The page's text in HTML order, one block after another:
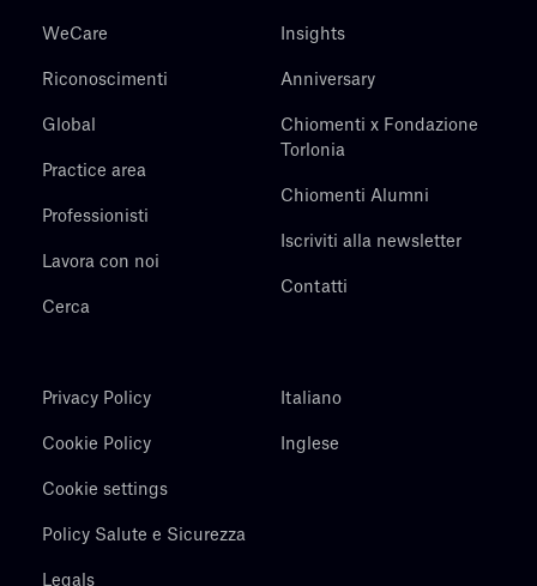
WeCare
Riconoscimenti
Global
Practice area
Professionisti
Lavora con noi
Cerca
Insights
Anniversary
Chiomenti x Fondazione
Torlonia
Chiomenti Alumni
Iscriviti alla newsletter
Contatti
Privacy Policy
Cookie Policy
Cookie settings
Policy Salute e Sicurezza
Legals
Italiano
Inglese